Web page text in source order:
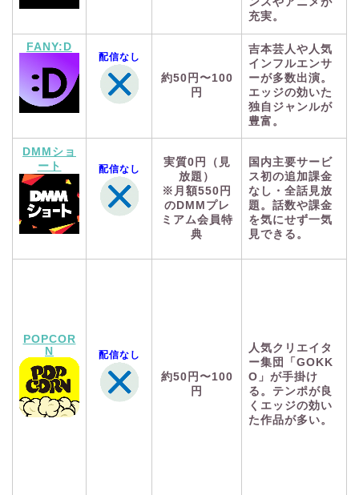
充実。
FANY:D
配信なし
約50円〜100
円
吉本芸人や人気
インフルエンサ
ーが多数出演。
エッジの効いた
独自ジャンルが
豊富。
DMMショ
ート
配信なし
実質0円（見
放題）
※月額550円
のDMMプレ
ミアム会員特
典
国内主要サービ
ス初の追加課金
なし・全話見放
題。話数や課金
を気にせず一気
見できる。
POPCOR
N
配信なし
約50円〜100
円
人気クリエイタ
ー集団「GOKK
O」が手掛け
る。テンポが良
くエッジの効い
た作品が多い。